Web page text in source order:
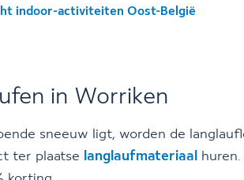
indoor-activiteiten Oost-België
in Worriken
sneeuw ligt, worden de
ter plaatse langlaufmateriaal huren.